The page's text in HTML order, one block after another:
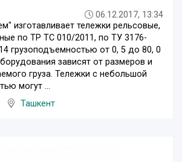
06.12.2017, 13:34
изготавливает тележки рельсовые,
по ТР ТС 010/2011, по ТУ 3176-
грузоподъемностью от 0, 5 до 80, 0
зависят от размеров и
груза. Тележки с небольшой
могут ...
Ташкент